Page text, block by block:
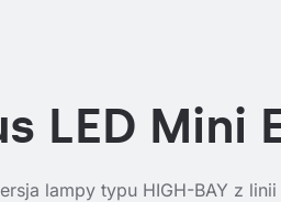
LED Mini
lampy typu HIGH-BAY z linii